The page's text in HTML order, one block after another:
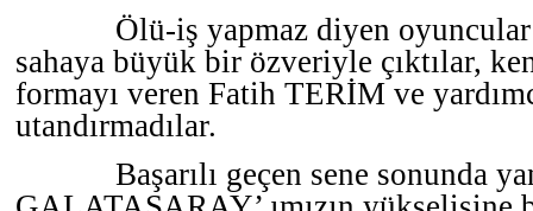
Ölü-iş yapmaz diyen
sahaya büyük bir özveriyle çıktılar,
formayı veren Fatih TERİM ve
utandırmadılar.
Başarılı geçen sene sonunda